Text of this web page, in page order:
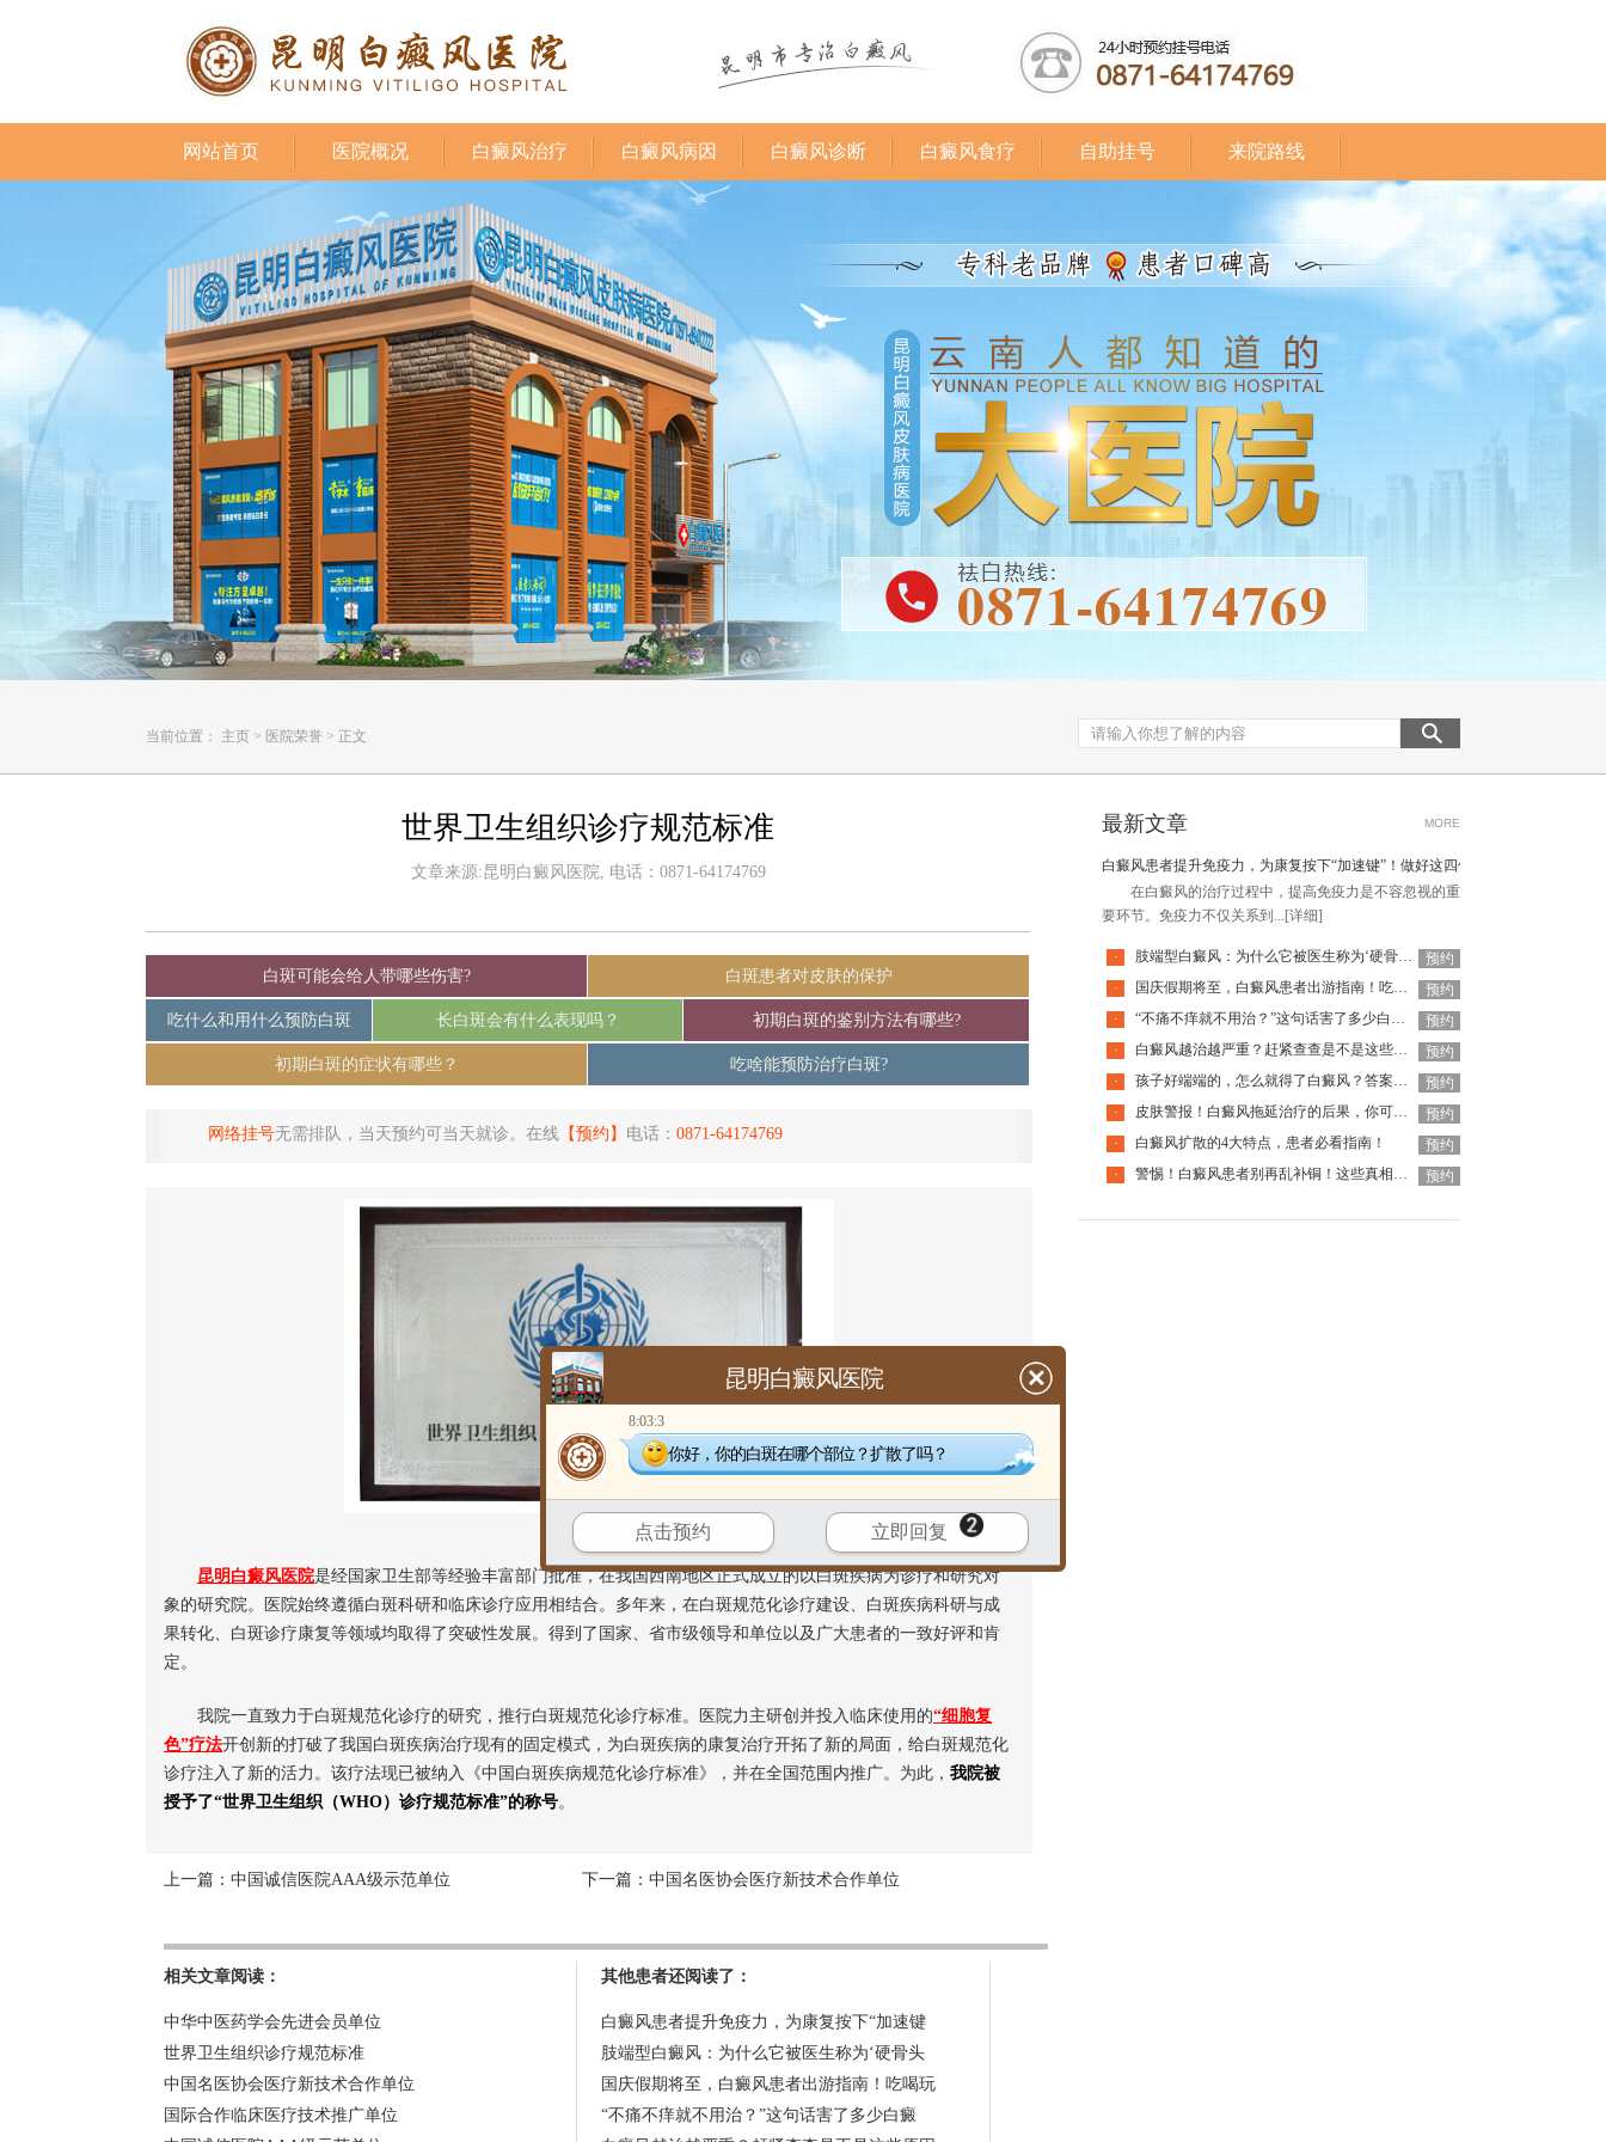
网站首页 医院概况 白癜风治疗 白癜风病因 白癜风诊断 白癜风食疗 自助挂号 来院路线
当前位置： 主页 > 医院荣誉 > 正文
世界卫生组织诊疗规范标准
文章来源:昆明白癜风医院, 电话：0871-64174769
白斑可能会给人带哪些伤害? 白斑患者对皮肤的保护
吃什么和用什么预防白斑 长白斑会有什么表现吗？ 初期白斑的鉴别方法有哪些?
初期白斑的症状有哪些？ 吃啥能预防治疗白斑?
网络挂号无需排队，当天预约可当天就诊。在线 【预约】 电话： 0871-64174769
昆明白癜风医院是经国家卫生部等经验丰富部门批准，在我国西南地区正式成立的以白斑疾病为诊疗和研究对
象的研究院。医院始终遵循白斑科研和临床诊疗应用相结合。多年来，在白斑规范化诊疗建设、白斑疾病科研与成
果转化、白斑诊疗康复等领域均取得了突破性发展。得到了国家、省市级领导和单位以及广大患者的一致好评和肯
定。
我院一直致力于白斑规范化诊疗的研究，推行白斑规范化诊疗标准。医院力主研创并投入临床使用的“细胞复
色”疗法开创新的打破了我国白斑疾病治疗现有的固定模式，为白斑疾病的康复治疗开拓了新的局面，给白斑规范化
诊疗注入了新的活力。该疗法现已被纳入《中国白斑疾病规范化诊疗标准》，并在全国范围内推广。 为此， 我院被
授予了“世界卫生组织（WHO）诊疗规范标准”的称号。
上一篇： 中国诚信医院AAA级示范单位 下一篇： 中国名医协会医疗新技术合作单位
相关文章阅读：
中华中医药学会先进会员单位
世界卫生组织诊疗规范标准
中国名医协会医疗新技术合作单位
国际合作临床医疗技术推广单位
其他患者还阅读了：
白癜风患者提升免疫力，为康复按下“加速键
肢端型白癜风：为什么它被医生称为‘硬骨头
国庆假期将至，白癜风患者出游指南！吃喝玩
“不痛不痒就不用治？”这句话害了多少白癜
最新文章 MORE
白癜风患者提升免疫力，为康复按下“加速键”！做好这四件事
在白癜风的治疗过程中，提高免疫力是不容忽视的重
要环节。免疫力不仅关系到... [详细]
· 肢端型白癜风：为什么它被医生称为‘硬骨头’？
预约
·
国庆假期将至，白癜风患者出游指南！吃喝玩乐不犯忌，开心度假稳
预约
·
“不痛不痒就不用治？”这句话害了多少白癜风患者！
预约
·
白癜风越治越严重？赶紧查查是不是这些原因！
预约
·
孩子好端端的，怎么就得了白癜风？答案全在这里面！
预约
·
皮肤警报！白癜风拖延治疗的后果，你可能承担不起
预约
·
白癜风扩散的4大特点，患者必看指南！
预约
·
警惕！白癜风患者别再乱补铜！这些真相你必须知道！ 预约
昆明白癜风医院
8:03:3
你好，你的白斑在哪个部位？扩散了吗？
点击预约 立即回复